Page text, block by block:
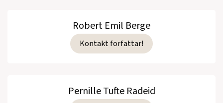
Robert Emil Berge
Kontakt forfattar!
Pernille Tufte Radeid